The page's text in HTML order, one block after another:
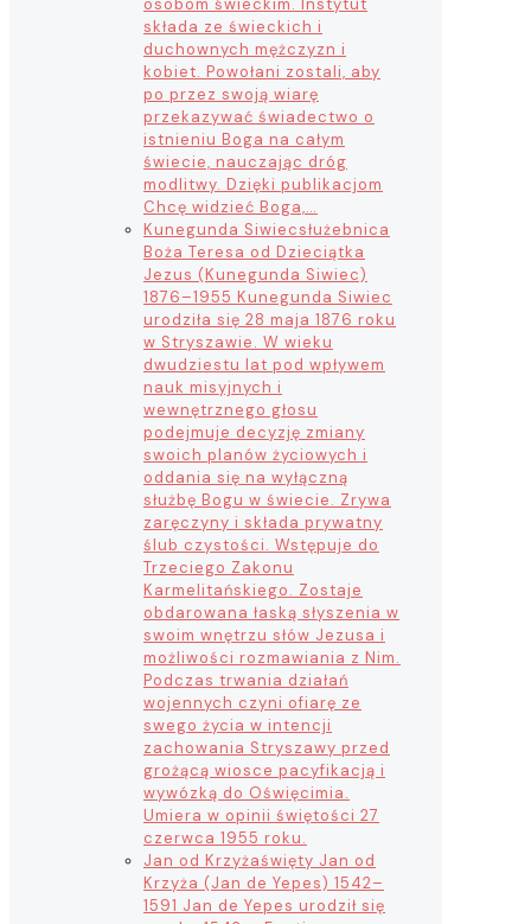
składa ze świeckich i
duchownych mężczyzn i
kobiet. Powołani zostali, aby
po przez swoją wiarę
przekazywać świadectwo o
istnieniu Boga na całym
świecie, nauczając dróg
modlitwy. Dzięki publikacjom
Chcę widzieć Boga,…
Kunegunda Siwiecsłużebnica
Boża Teresa od Dzieciątka
Jezus (Kunegunda Siwiec)
1876–1955 Kunegunda Siwiec
urodziła się 28 maja 1876 roku
w Stryszawie. W wieku
dwudziestu lat pod wpływem
nauk misyjnych i
wewnętrznego głosu
podejmuje decyzję zmiany
swoich planów życiowych i
oddania się na wyłączną
służbę Bogu w świecie. Zrywa
zaręczyny i składa prywatny
ślub czystości. Wstępuje do
Trzeciego Zakonu
Karmelitańskiego. Zostaje
obdarowana łaską słyszenia w
swoim wnętrzu słów Jezusa i
możliwości rozmawiania z Nim.
Podczas trwania działań
wojennych czyni ofiarę ze
swego życia w intencji
zachowania Stryszawy przed
grożącą wiosce pacyfikacją i
wywózką do Oświęcimia.
Umiera w opinii świętości 27
czerwca 1955 roku.
Jan od Krzyżaświęty Jan od
Krzyża (Jan de Yepes) 1542–
1591 Jan de Yepes urodził się